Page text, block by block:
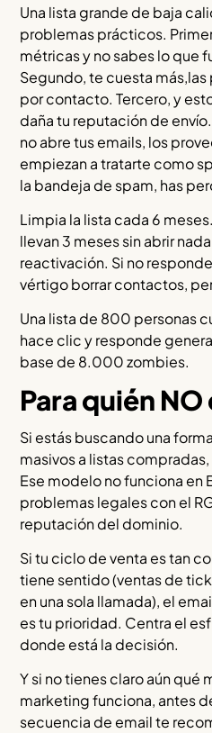
Una lista grande de baja
problemas prácticos.
métricas y no sabes lo que
Segundo, te cuesta
por contacto. Tercero, y
daña tu reputación de
no abre tus emails, los
empiezan a tratarte como
la bandeja de spam, has
Limpia la lista cada 6
llevan 3 meses sin abrir
reactivación. Si no
vértigo borrar contactos,
Una lista de 800 personas
hace clic y responde
base de 8.000 zombies.
Para quién NO
Si estás buscando una
masivos a listas
Ese modelo no funciona en
problemas legales con el
reputación del dominio.
Si tu ciclo de venta es tan
tiene sentido (ventas de
en una sola llamada), el
es tu prioridad. Centra el
donde está la decisión.
Y si no tienes claro aún qué
marketing funciona, antes
secuencia de email te